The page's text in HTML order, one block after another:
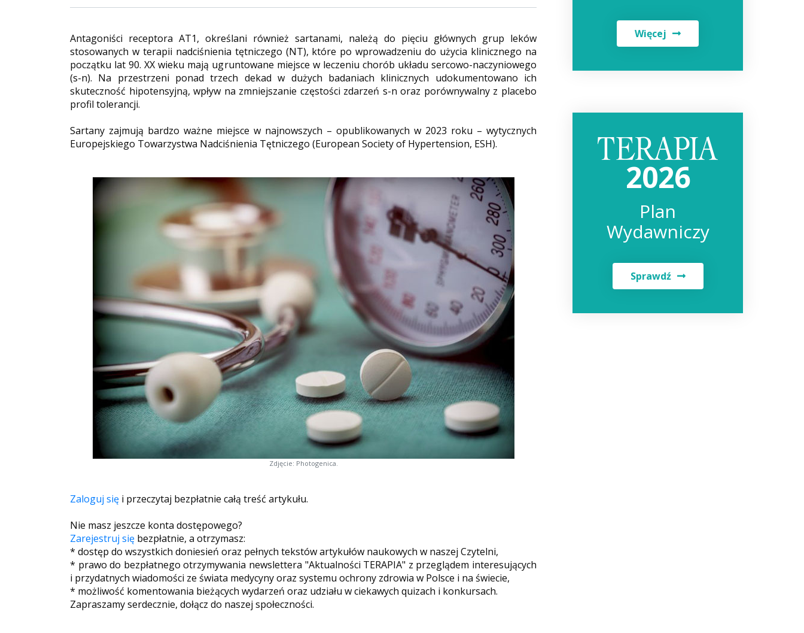
Antagoniści receptora AT1, określani również sartanami, należą do pięciu głównych grup leków
stosowanych w terapii nadciśnienia tętniczego (NT), które po wprowadzeniu do użycia klinicznego na
początku lat 90. XX wieku mają ugruntowane miejsce w leczeniu chorób układu sercowo-naczyniowego
(s-n). Na przestrzeni ponad trzech dekad w dużych badaniach klinicznych udokumentowano ich
skuteczność hipotensyjną, wpływ na zmniejszanie częstości zdarzeń s-n oraz porównywalny z placebo
profil tolerancji.
Sartany zajmują bardzo ważne miejsce w najnowszych – opublikowanych w 2023 roku – wytycznych
Europejskiego Towarzystwa Nadciśnienia Tętniczego (European Society of Hypertension, ESH).
Zdjęcie: Photogenica.
Zaloguj się i przeczytaj bezpłatnie całą treść artykułu.
Nie masz jeszcze konta dostępowego?
Zarejestruj się bezpłatnie, a otrzymasz:
* dostęp do wszystkich doniesień oraz pełnych tekstów artykułów naukowych w naszej Czytelni,
* prawo do bezpłatnego otrzymywania newslettera "Aktualności TERAPIA" z przeglądem interesujących
i przydatnych wiadomości ze świata medycyny oraz systemu ochrony zdrowia w Polsce i na świecie,
* możliwość komentowania bieżących wydarzeń oraz udziału w ciekawych quizach i konkursach.
Zapraszamy serdecznie, dołącz do naszej społeczności.
Więcej
2026
Plan
Wydawniczy
Sprawdź